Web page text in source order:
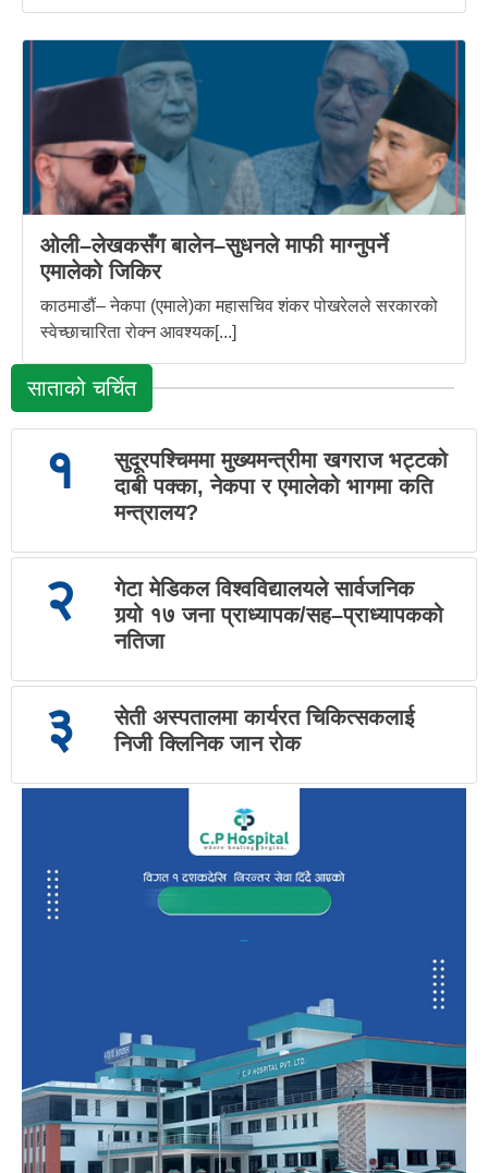
ओली–लेखकसँग बालेन–सुधनले माफी माग्नुपर्ने
एमालेको जिकिर
काठमाडौं– नेकपा (एमाले)का महासचिव शंकर पोखरेलले सरकारको
स्वेच्छाचारिता रोक्न आवश्यक[...]
साताको चर्चित
१
सुदूरपश्चिममा मुख्यमन्त्रीमा खगराज भट्टको
दाबी पक्का, नेकपा र एमालेको भागमा कति
मन्त्रालय?
२
गेटा मेडिकल विश्वविद्यालयले सार्वजनिक
गर्‍यो १७ जना प्राध्यापक/सह–प्राध्यापकको
नतिजा
३
सेती अस्पतालमा कार्यरत चिकित्सकलाई
निजी क्लिनिक जान रोक